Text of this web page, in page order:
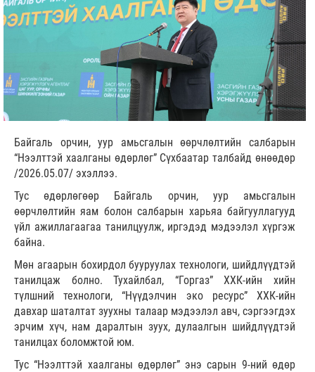
Байгаль орчин, уур амьсгалын өөрчлөлтийн салбарын
“Нээлттэй хаалганы өдөрлөг” Сүхбаатар талбайд өнөөдөр
/2026.05.07/ эхэллээ.
Тус өдөрлөгөөр Байгаль орчин, уур амьсгалын
өөрчлөлтийн яам болон салбарын харьяа байгууллагууд
үйл ажиллагаагаа танилцуулж, иргэдэд мэдээлэл хүргэж
байна.
Мөн агаарын бохирдол бууруулах технологи, шийдлүүдтэй
танилцаж болно. Тухайлбал, “Горгаз” ХХК-ийн хийн
түлшний технологи, “Нүүдэлчин эко ресурс” ХХК-ийн
давхар шаталтат зуухны талаар мэдээлэл авч, сэргээгдэх
эрчим хүч, нам даралтын зуух, дулаалгын шийдлүүдтэй
танилцах боломжтой юм.
Тус “Нээлттэй хаалганы өдөрлөг” энэ сарын 9-ний өдөр